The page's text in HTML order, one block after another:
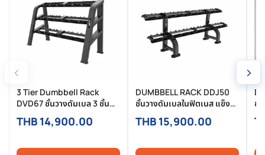
‹
3 Tier Dumbbell Rack
DVD67 ชั้นวางดัมเบล 3 ชั้น
Commercial จัดเก็บจุใจ เป็น
ระเบียบ ปลอดภัย
THB 14,900.00
DUMBBELL RACK DDJ50
ชั้นวางดัมเบลในฟิตเนส แข็ง
แรง จัดเก็บเป็นระเบียบ
สำหรับฟิตเนส ยิม โครงการ
THB 15,900.00
ชั้
›